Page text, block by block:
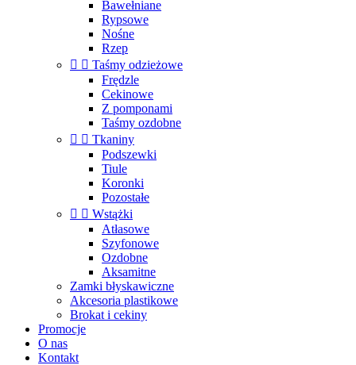
Bawełniane
Rypsowe
Nośne
Rzep
  Taśmy odzieżowe
Frędzle
Cekinowe
Z pomponami
Taśmy ozdobne
  Tkaniny
Podszewki
Tiule
Koronki
Pozostałe
  Wstążki
Atłasowe
Szyfonowe
Ozdobne
Aksamitne
Zamki błyskawiczne
Akcesoria plastikowe
Brokat i cekiny
Promocje
O nas
Kontakt